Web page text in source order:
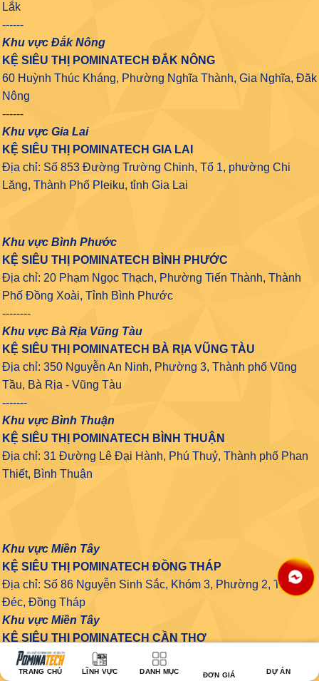
Lắk
------
Khu vực Đắk Nông
KỆ SIÊU THỊ POMINATECH ĐẮK NÔNG
60 Huỳnh Thúc Kháng, Phường Nghĩa Thành, Gia Nghĩa, Đăk
Nông
------
Khu vực Gia Lai
KỆ SIÊU THỊ POMINATECH GIA LAI
Địa chỉ: Số 853 Đường Trường Chinh, Tổ 1, phường Chi
Lăng, Thành Phố Pleiku, tỉnh Gia Lai
Khu vực Bình Phước
KỆ SIÊU THỊ POMINATECH BÌNH PHƯỚC
Địa chỉ: 20 Phạm Ngọc Thạch, Phường Tiến Thành, Thành
Phố Đồng Xoài, Tỉnh Bình Phước
--------
Khu vực Bà Rịa Vũng Tàu
KỆ SIÊU THỊ POMINATECH BÀ RỊA VŨNG TÀU
Địa chỉ: 350 Nguyễn An Ninh, Phường 3, Thành phố Vũng
Tầu, Bà Rịa - Vũng Tàu
-------
Khu vực Bình Thuận
KỆ SIÊU THỊ POMINATECH BÌNH THUẬN
Địa chỉ: 31 Đường Lê Đại Hành, Phú Thuỷ, Thành phố Phan
Thiết, Bình Thuận
Khu vực Miền Tây
KỆ SIÊU THỊ POMINATECH ĐỒNG THÁP
Địa chỉ: Số 86 Nguyễn Sinh Sắc, Khóm 3, Phường 2, Tp. Sa
Đéc, Đồng Tháp
Khu vực Miền Tây
KỆ SIÊU THỊ POMINATECH CẦN THƠ
10 Nguyễn Văn Cừ nối dài, Phường An Khánh, Ninh Kiều,
Cần Thơ
TRANG CHỦ LĨNH VỰC DANH MỤC ĐƠN GIÁ DỰ ÁN